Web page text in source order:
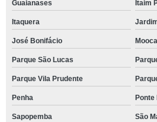
Guaianases Itaim
Itaquera
José Bonifácio Mooca
Parque São Lucas
Parque Vila Prudente
Penha Ponte
Sapopemba São